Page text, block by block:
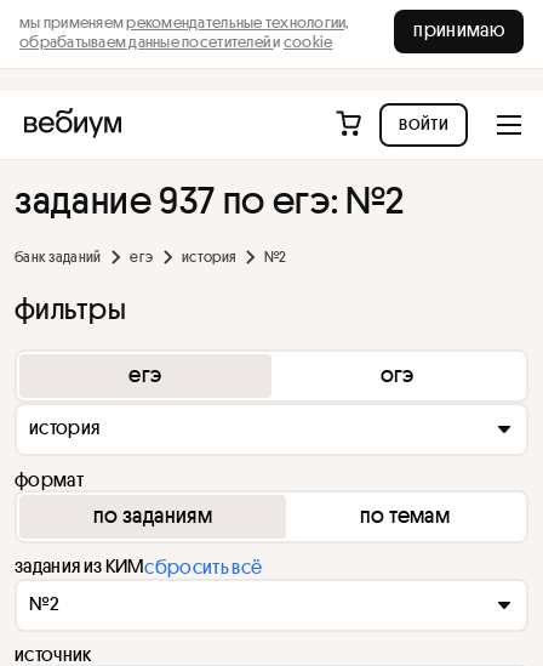
мы применяемрекомендательные технологии,
обрабатываем данные посетителейи cookie
принимаю
войти
задание 937 по егэ: №2
банк заданий егэ история №2
фильтры
егэ огэ
история
формат
по заданиям по темам
задания из КИМсбросить всё
№2
источник